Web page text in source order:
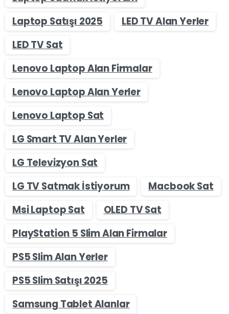
Laptop Satışı 2025
LED TV Alan Yerler
LED TV Sat
Lenovo Laptop Alan Firmalar
Lenovo Laptop Alan Yerler
Lenovo Laptop Sat
LG Smart TV Alan Yerler
LG Televizyon Sat
LG TV Satmak İstiyorum
Macbook Sat
Msi Laptop Sat
OLED TV Sat
PlayStation 5 Slim Alan Firmalar
PS5 Slim Alan Yerler
PS5 Slim Satışı 2025
Samsung Tablet Alanlar